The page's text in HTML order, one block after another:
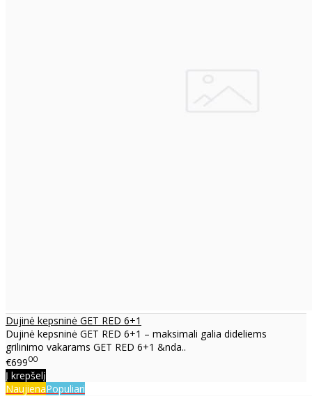
Dujinė kepsninė GET RED 6+1
Dujinė kepsninė GET RED 6+1 – maksimali galia dideliems
grilinimo vakarams GET RED 6+1 &nda..
€69900
Į krepšelį
NaujienaPopuliari